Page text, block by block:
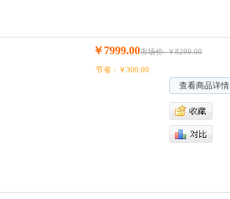
￥7999.00市场价: ￥8299.00
节省：￥300.00
查看商品详情